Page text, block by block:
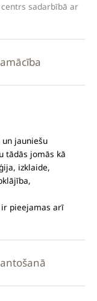
sadarbībā ar
un jauniešu
tādās jomās kā
izklaide,
pieejamas arī